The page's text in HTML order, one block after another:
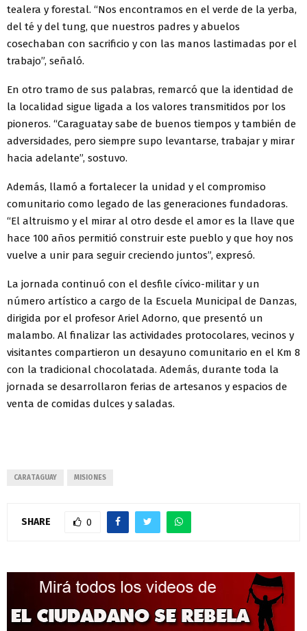
tealera y forestal. “Nos encontramos en el verde de la yerba,
del té y del tung, que nuestros padres y abuelos
cosechaban con sacrificio y con las manos lastimadas por el
trabajo”, señaló.
En otro tramo de sus palabras, remarcó que la identidad de
la localidad sigue ligada a los valores transmitidos por los
pioneros. “Caraguatay sabe de buenos tiempos y también de
adversidades, pero siempre supo levantarse, trabajar y mirar
hacia adelante”, sostuvo.
Además, llamó a fortalecer la unidad y el compromiso
comunitario como legado de las generaciones fundadoras.
“El altruismo y el mirar al otro desde el amor es la llave que
hace 100 años permitió construir este pueblo y que hoy nos
vuelve a unir para seguir creciendo juntos”, expresó.
La jornada continuó con el desfile cívico-militar y un
número artístico a cargo de la Escuela Municipal de Danzas,
dirigida por el profesor Ariel Adorno, que presentó un
malambo. Al finalizar las actividades protocolares, vecinos y
visitantes compartieron un desayuno comunitario en el Km 8
con la tradicional chocolatada. Además, durante toda la
jornada se desarrollaron ferias de artesanos y espacios de
venta de comidas dulces y saladas.
CARATAGUAY MISIONES
SHARE 0